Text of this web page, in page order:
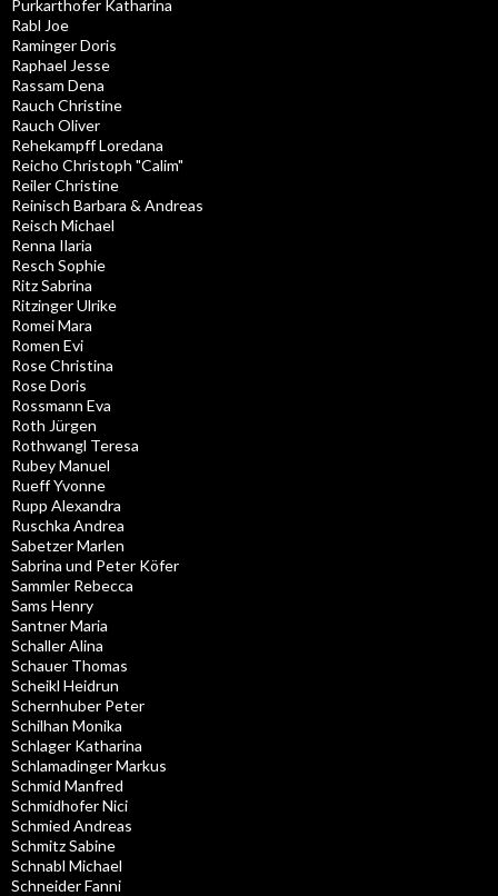
Purkarthofer Katharina
Rabl Joe
Raminger Doris
Raphael Jesse
Rassam Dena
Rauch Christine
Rauch Oliver
Rehekampff Loredana
Reicho Christoph "Calim"
Reiler Christine
Reinisch Barbara & Andreas
Reisch Michael
Renna Ilaria
Resch Sophie
Ritz Sabrina
Ritzinger Ulrike
Romei Mara
Romen Evi
Rose Christina
Rose Doris
Rossmann Eva
Roth Jürgen
Rothwangl Teresa
Rubey Manuel
Rueff Yvonne
Rupp Alexandra
Ruschka Andrea
Sabetzer Marlen
Sabrina und Peter Köfer
Sammler Rebecca
Sams Henry
Santner Maria
Schaller Alina
Schauer Thomas
Scheikl Heidrun
Schernhuber Peter
Schilhan Monika
Schlager Katharina
Schlamadinger Markus
Schmid Manfred
Schmidhofer Nici
Schmied Andreas
Schmitz Sabine
Schnabl Michael
Schneider Fanni